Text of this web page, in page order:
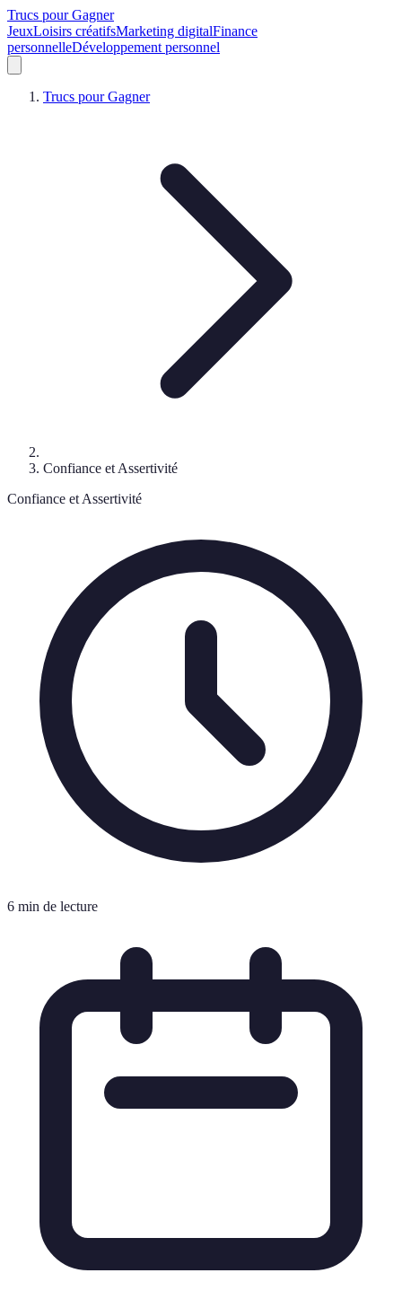
Trucs pour Gagner
JeuxLoisirs créatifsMarketing digitalFinance
personnelleDéveloppement personnel
Trucs pour Gagner
Confiance et Assertivité
Confiance et Assertivité
6 min de lecture